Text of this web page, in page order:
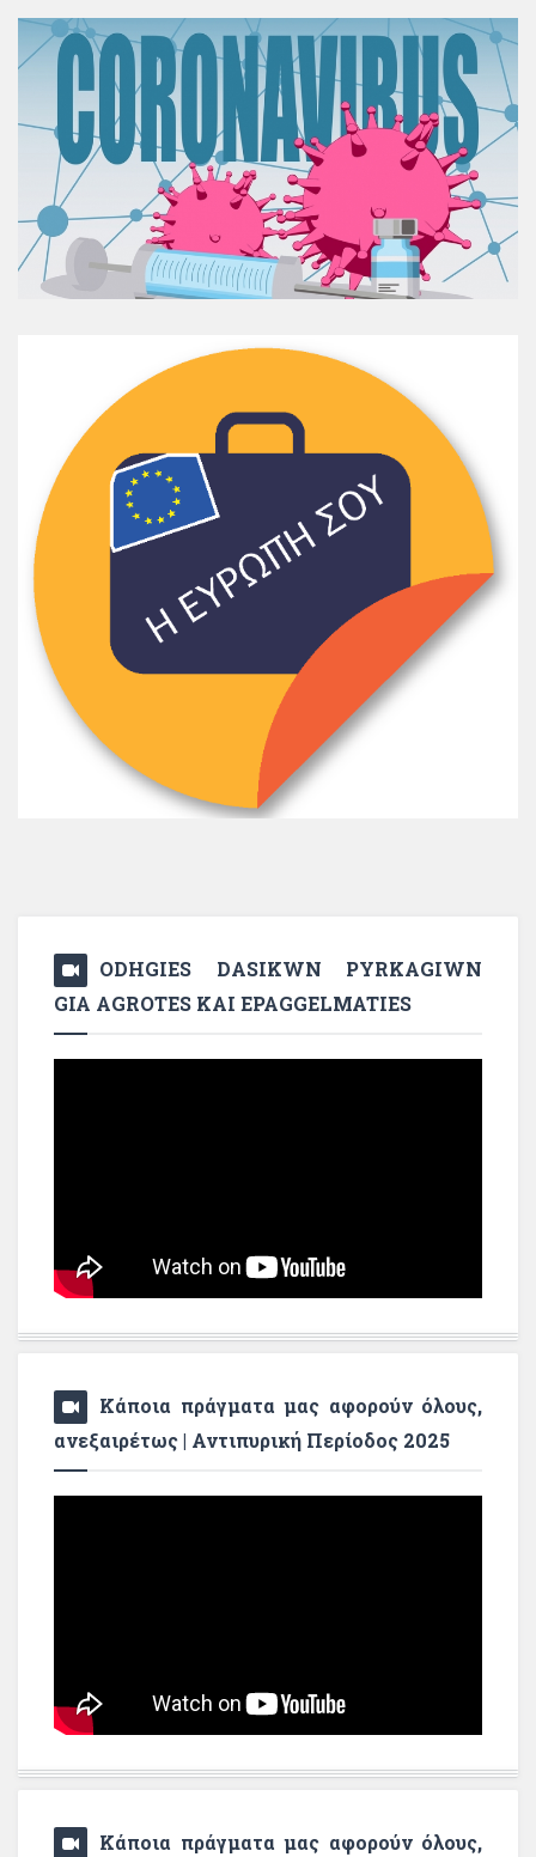
ODHGIES DASIKWN PYRKAGIWN
GIA AGROTES KAI EPAGGELMATIES
Κάποια πράγματα μας αφορούν όλους,
ανεξαιρέτως | Αντιπυρική Περίοδος 2025
Κάποια πράγματα μας αφορούν όλους,